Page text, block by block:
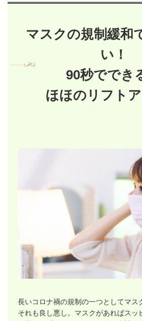
マスクの規制緩和
い！
90秒ででき
ほほのリフトア
長いコロナ禍の規制の一つとしてマス
それも良し悪し。マスクがあればスッ